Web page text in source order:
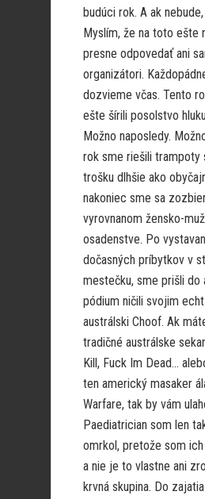
budúci rok. A ak
Myslím, že na toto ešte
presne odpovedať ani
organizátori.
dozvieme včas. Tento
ešte šírili posolstvo
Možno naposledy.
rok sme riešili trampoty
trošku dlhšie ako
nakoniec sme sa
vyrovnanom žensko-
osadenstve. Po
dočasných príbytkov v
mestečku, sme prišli do
pódium ničili svojim
austrálski Choof. Ak
tradičné austrálske
Kill, Fuck Im Dead…
ten americký masaker
Warfare, tak by vám
Paediatrician som len
omrkol, pretože som
a nie je to vlastne ani
krvná skupina. Do